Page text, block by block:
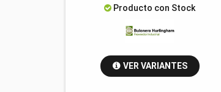
Producto con Stock
VER VARIANTES